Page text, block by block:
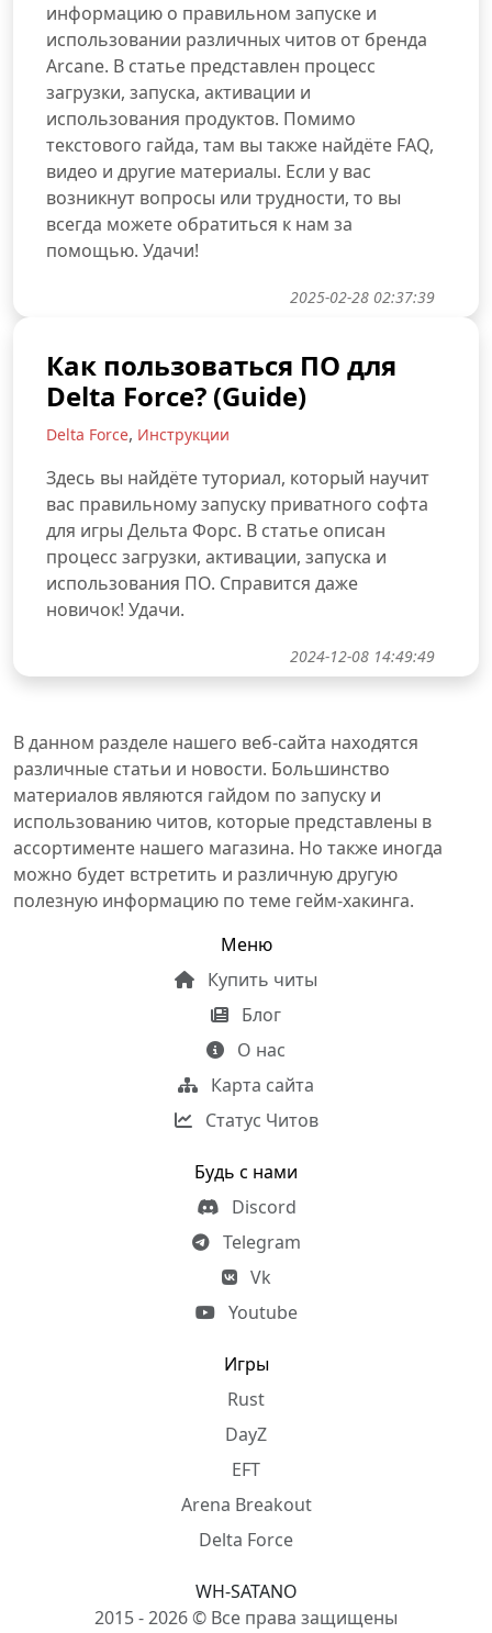
информацию о правильном запуске и
использовании различных читов от бренда
Arcane. В статье представлен процесс
загрузки, запуска, активации и
использования продуктов. Помимо
текстового гайда, там вы также найдёте FAQ,
видео и другие материалы. Если у вас
возникнут вопросы или трудности, то вы
всегда можете обратиться к нам за
помощью. Удачи!
2025-02-28 02:37:39
Как пользоваться ПО для
Delta Force? (Guide)
Delta Force, Инструкции
Здесь вы найдёте туториал, который научит
вас правильному запуску приватного софта
для игры Дельта Форс. В статье описан
процесс загрузки, активации, запуска и
использования ПО. Справится даже
новичок! Удачи.
2024-12-08 14:49:49
В данном разделе нашего веб-сайта находятся
различные статьи и новости. Большинство
материалов являются гайдом по запуску и
использованию читов, которые представлены в
ассортименте нашего магазина. Но также иногда
можно будет встретить и различную другую
полезную информацию по теме гейм-хакинга.
Меню
Купить читы
Блог
О нас
Карта сайта
Статус Читов
Будь с нами
Discord
Telegram
Vk
Youtube
Игры
Rust
DayZ
EFT
Arena Breakout
Delta Force
WH-SATANO
2015 - 2026 © Все права защищены